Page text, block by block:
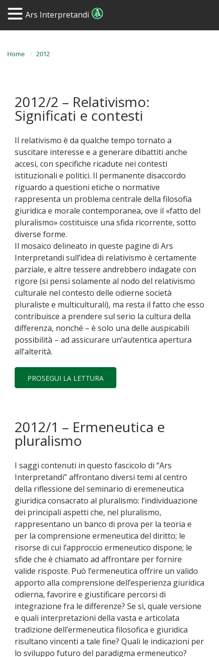
Home 2012
2012/2 – Relativismo:
Significati e contesti
Il relativismo è da qualche tempo tornato a
suscitare interesse e a generare dibattiti anche
accesi, con specifiche ricadute nei contesti
istituzionali e politici. Il permanente disaccordo
riguardo a questioni etiche o normative
rappresenta un problema centrale della filosofia
giuridica e morale contemporanea, ove il «fatto del
pluralismo» costituisce una sfida ricorrente, sotto
diverse forme.
Il mosaico delineato in queste pagine di Ars
Interpretandi sull’idea di relativismo è certamente
parziale, e altre tessere andrebbero indagate con
rigore (si pensi solamente al nodo del relativismo
culturale nel contesto delle odierne società
pluraliste e multiculturali), ma resta il fatto che esso
contribuisce a prendere sul serio la cultura della
differenza, nonché – è solo una delle auspicabili
possibilità – ad assicurare un’autentica apertura
all’alterità.
PROSEGUI LA LETTURA
2012/1 – Ermeneutica e
pluralismo
I saggi contenuti in questo fascicolo di “Ars
Interpretandi” affrontano diversi temi al centro
della riflessione del seminario di eremeneutica
giuridica consacrato al pluralismo: l’individuazione
dei principali aspetti che, nel pluralismo,
rappresentano un banco di prova per la teoria e
per la comprensione ermeneutica del diritto; le
risorse di cui l’approccio ermeneutico dispone; le
sfide che è chiamato ad affrontare per fornire
valide risposte. Può l’ermeneutica offrire un valido
apporto alla comprensione dell’esperienza giuridica
odierna, favorire e giustificare percorsi di
integrazione fra le differenze? Se sì, quale versione
e quali interpretazioni della vasta e articolata
tradizione dell’ermeneutica filosofica e giuridica
risultano vincenti a tale fine? Quali le indicazioni per
lo sviluppo futuro del paradigma ermeneutico?
Ars Interpretandi